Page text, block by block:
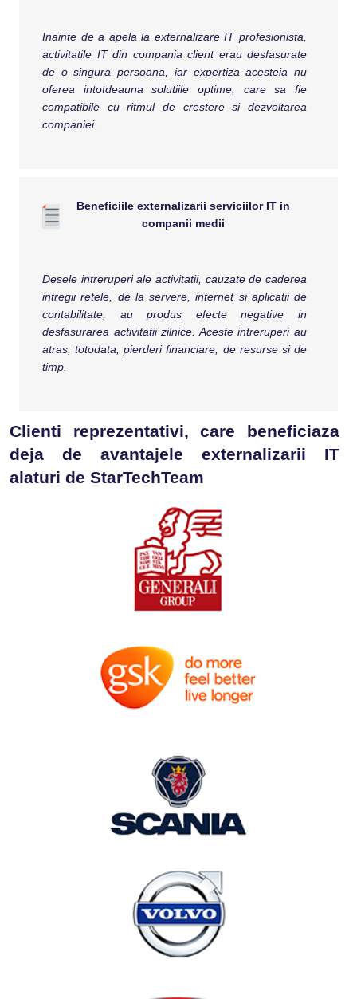
Inainte de a apela la externalizare IT profesionista,
activitatile IT din compania client erau desfasurate
de o singura persoana, iar expertiza acesteia nu
oferea intotdeauna solutiile optime, care sa fie
compatibile cu ritmul de crestere si dezvoltarea
companiei.
Beneficiile externalizarii serviciilor IT in
companii medii
Desele intreruperi ale activitatii, cauzate de caderea
intregii retele, de la servere, internet si aplicatii de
contabilitate, au produs efecte negative in
desfasurarea activitatii zilnice. Aceste intreruperi au
atras, totodata, pierderi financiare, de resurse si de
timp.
Clienti reprezentativi, care beneficiaza
deja de avantajele externalizarii IT
alaturi de StarTechTeam